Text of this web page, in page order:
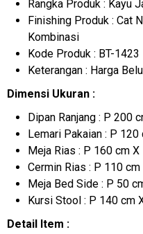
Rangka Produk : Kayu
Finishing Produk : Cat
Kombinasi
Kode Produk : BT-1423
Keterangan : Harga
Dimensi Ukuran :
Dipan Ranjang : P 200
Lemari Pakaian : P
Meja Rias : P 160 cm
Cermin Rias : P 110
Meja Bed Side : P 50
Kursi Stool : P 140 cm
Detail Item :